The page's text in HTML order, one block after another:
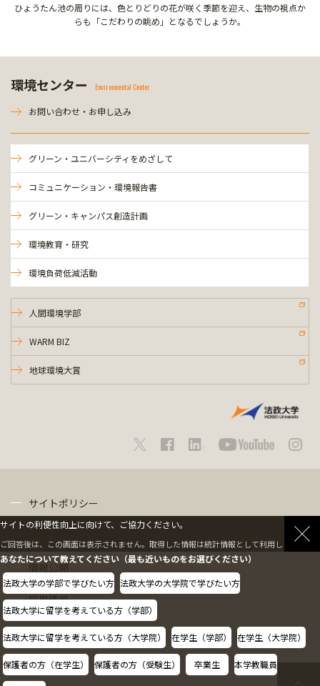
ひょうたん池の周りには、色とりどりの花が咲く季節を迎え、生物の視点か
らも「こだわりの眺め」となるでしょうか。
環境センター Environmental Center
お問い合わせ・お申し込み
グリーン・ユニバーシティをめざして
コミュニケーション・環境報告書
グリーン・キャンパス創造計画
環境教育・研究
環境負荷低減活動
人間環境学部
WARM BIZ
地球環境大賞
サイトポリシー
情報公開
採用情報
教職員の方へ
サイトの利便性向上に向けて、ご協力ください。
ご回答後は、この画面は表示されません。取得した情報は統計情報として利用します。
あなたについて教えてください（最も近いものをお選びください）
法政大学の学部で学びたい方 法政大学の大学院で学びたい方
法政大学に留学を考えている方（学部）
法政大学に留学を考えている方（大学院） 在学生（学部） 在学生（大学院）
保護者の方（在学生） 保護者の方（受験生） 卒業生 本学教職員